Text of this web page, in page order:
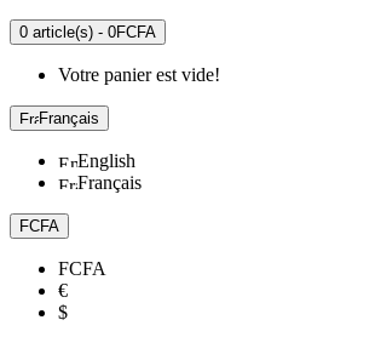
0 article(s) - 0FCFA
Votre panier est vide!
Français
English
Français
FCFA
FCFA
€
$